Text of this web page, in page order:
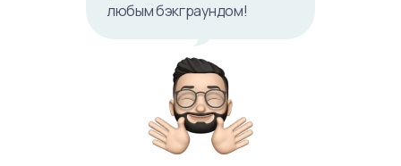
любым бэкграундом!